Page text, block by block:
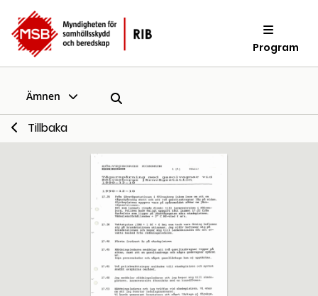
Program
Ämnen
Tillbaka